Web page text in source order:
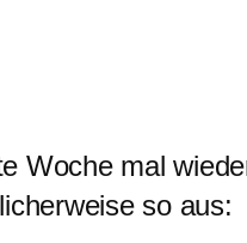
Woche mal
so aus: